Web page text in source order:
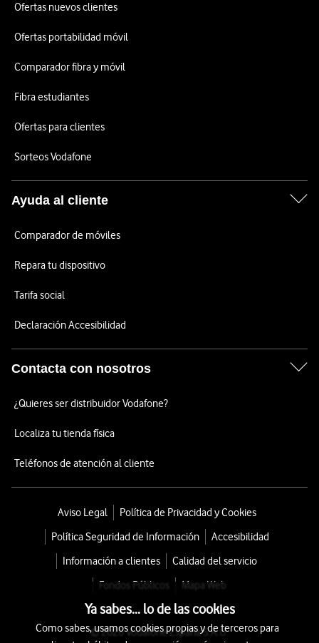
Ofertas nuevos clientes
Ofertas portabilidad móvil
Comparador fibra y móvil
Fibra estudiantes
Ofertas para clientes
Sorteos Vodafone
Ayuda al cliente
Comparador de móviles
Repara tu dispositivo
Tarifa social
Declaración Accesibilidad
Contacta con nosotros
¿Quieres ser distribuidor Vodafone?
Localiza tu tienda física
Teléfonos de atención al cliente
Aviso Legal
Política de Privacidad y Cookies
Política Seguridad de Información
Accesibilidad
Información a clientes
Calidad del servicio
Fondos Públicos
Mapa Web
© 2026 Vodafone España S.A.U.
Ya sabes... lo de las cookies
Como sabes, usamos cookies propias y de terceros para